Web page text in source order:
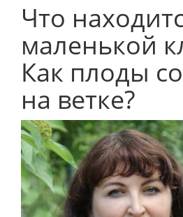
Что
маленькой
Как плоды
на ветке?